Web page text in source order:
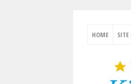
HOME
Travel Antar Kota